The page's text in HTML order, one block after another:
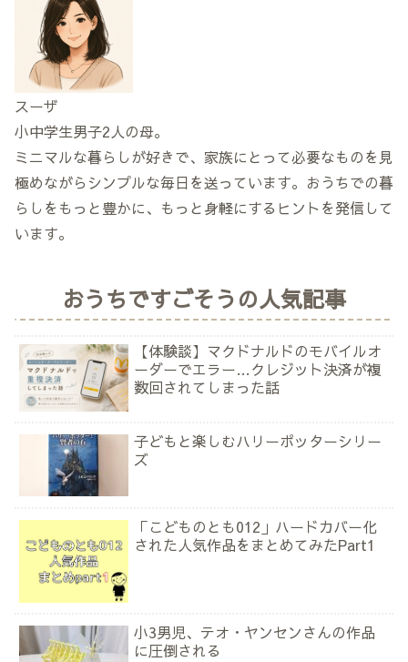
スーザ
小中学生男子2人の母。
ミニマルな暮らしが好きで、家族にとって必要なものを見
極めながらシンプルな毎日を送っています。おうちでの暮
らしをもっと豊かに、もっと身軽にするヒントを発信して
います。
おうちですごそうの人気記事
【体験談】マクドナルドのモバイルオ
ーダーでエラー…クレジット決済が複
数回されてしまった話
子どもと楽しむハリーポッターシリー
ズ
「こどものとも012」ハードカバー化
された人気作品をまとめてみたPart1
小3男児、テオ・ヤンセンさんの作品
に圧倒される